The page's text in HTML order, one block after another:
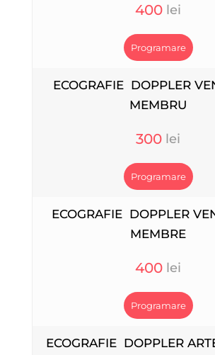
400
Programare
ECOGRAFIE DOPPLER
MEMBRU
300
Programare
ECOGRAFIE DOPPLER
MEMBRE
400
Programare
ECOGRAFIE DOPPLER